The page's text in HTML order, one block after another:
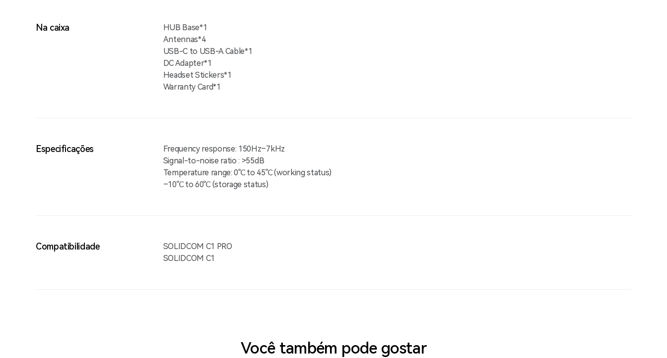
Na caixa
HUB Base*1
Antennas*4
USB-C to USB-A Cable*1
DC Adapter*1
Headset Stickers*1
Warranty Card*1
Especificações
Frequency response: 150Hz–7kHz
Signal-to-noise ratio : >55dB
Temperature range: 0℃ to 45℃ (working status)
–10℃ to 60℃ (storage status)
Compatibilidade
SOLIDCOM C1 PRO
SOLIDCOM C1
Você também pode gostar